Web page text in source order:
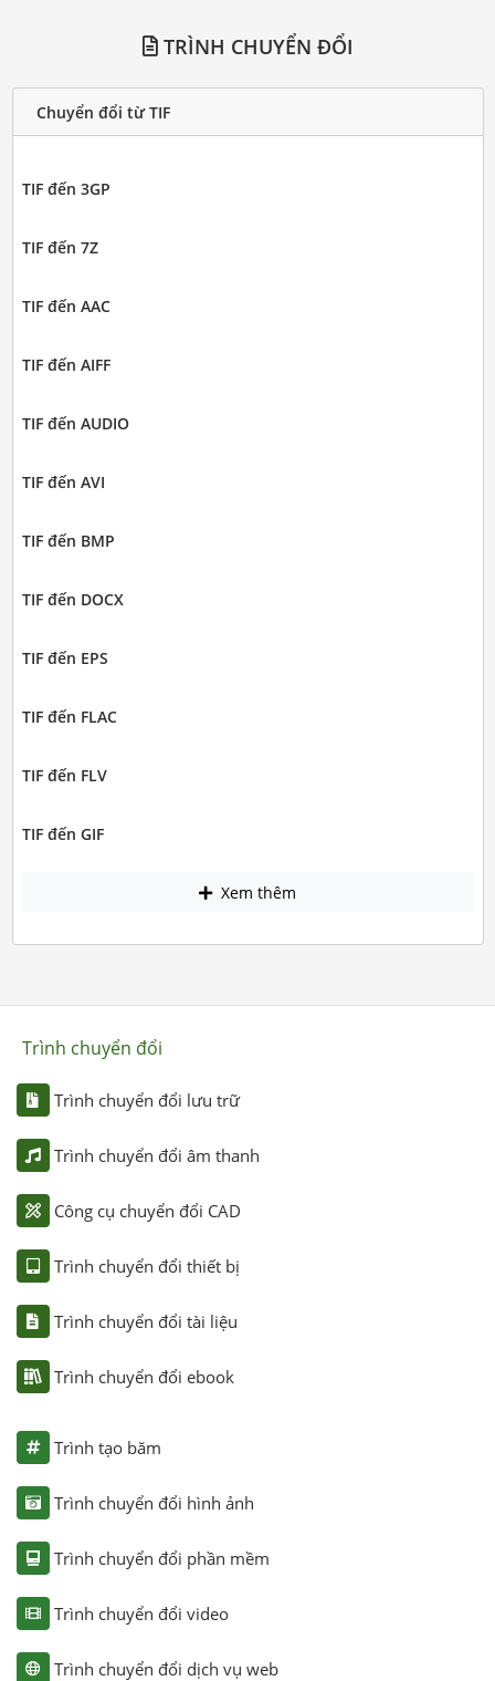
TRÌNH CHUYỂN ĐỔI
Chuyển đổi từ TIF
TIF đến 3GP
TIF đến 7Z
TIF đến AAC
TIF đến AIFF
TIF đến AUDIO
TIF đến AVI
TIF đến BMP
TIF đến DOCX
TIF đến EPS
TIF đến FLAC
TIF đến FLV
TIF đến GIF
Xem thêm
Trình chuyển đổi
Trình chuyển đổi lưu trữ
Trình chuyển đổi âm thanh
Công cụ chuyển đổi CAD
Trình chuyển đổi thiết bị
Trình chuyển đổi tài liệu
Trình chuyển đổi ebook
Trình tạo băm
Trình chuyển đổi hình ảnh
Trình chuyển đổi phần mềm
Trình chuyển đổi video
Trình chuyển đổi dịch vụ web